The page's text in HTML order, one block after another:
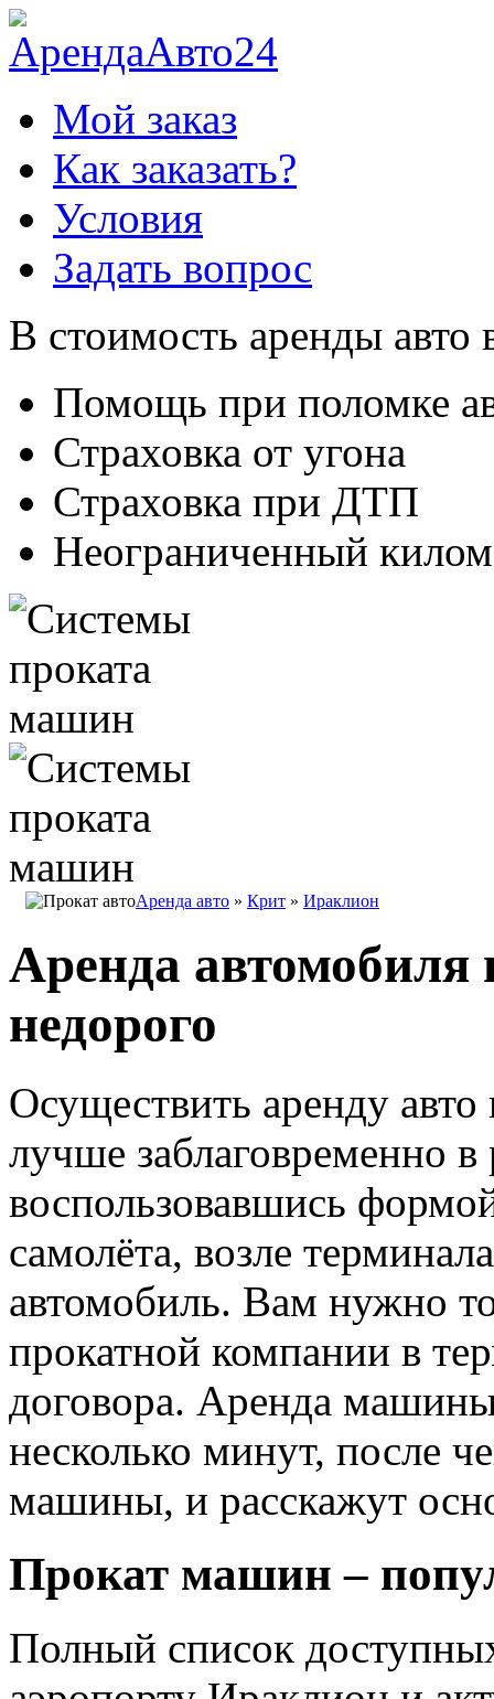
Мой заказ
Как заказать?
Условия
Задать вопрос
В стоимость аренды авто
Помощь при поломке
Страховка от угона
Страховка при ДТП
Неограниченный
Аренда авто » Крит » Ираклион
Аренда автомобиля
недорого
Осуществить аренду
лучше заблаговременно
воспользовавшись
самолёта, возле
автомобиль. Вам нужно
прокатной компании в
договора. Аренда
несколько минут, после
машины, и расскажут
Прокат машин –
Полный список